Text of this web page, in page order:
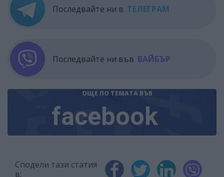
Последвайте ни в ТЕЛЕГРАМ
Последвайте ни във ВАЙБЪР
ОЩЕ ПО ТЕМАТА ВЪВ
facebook
Сподели тази статия
в: